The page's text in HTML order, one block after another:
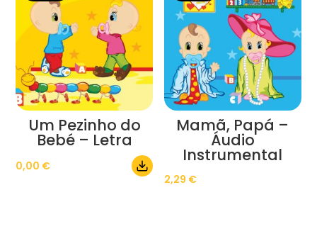
Um Pezinho do
Bebé – Letra
0,00 €
Mamã, Papá –
Áudio
Instrumental
2,29 €